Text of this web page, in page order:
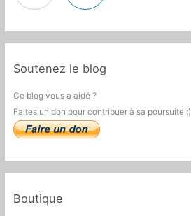
Soutenez le blog
Ce blog vous a aidé ?
Faites un don pour contribuer à sa poursuite :)
Boutique